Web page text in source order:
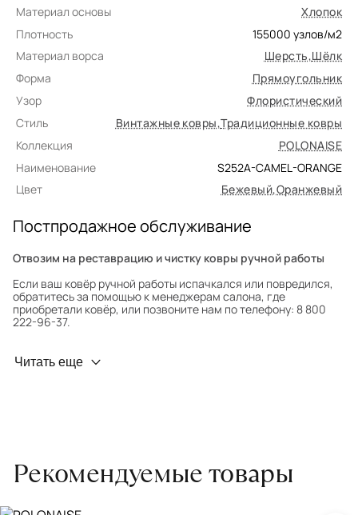
Материал основы
Хлопок
Плотность
155000 узлов/м2
Материал ворса
Шерсть,Шёлк
Форма
Прямоугольник
Узор
Флористический
Стиль
Винтажные ковры,Традиционные ковры
Коллекция
POLONAISE
Наименование
S252A-CAMEL-ORANGE
Цвет
Бежевый,Оранжевый
Постпродажное обслуживание
Отвозим на реставрацию и чистку ковры ручной работы
Если ваш ковёр ручной работы испачкался или повредился,
обратитесь за помощью к менеджерам салона, где
приобретали ковёр, или позвоните нам по телефону: 8 800
222-96-37.
Профилактика износа
заборе ковра экспертом либо привозите его в салон.
Читать еще
Рекомендуемые товары